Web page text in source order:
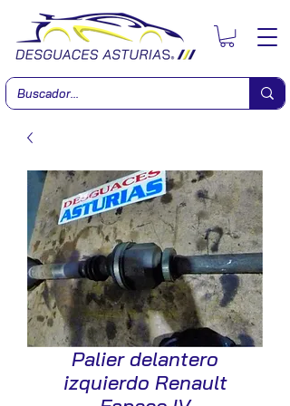
Palier delantero
izquierdo Renault